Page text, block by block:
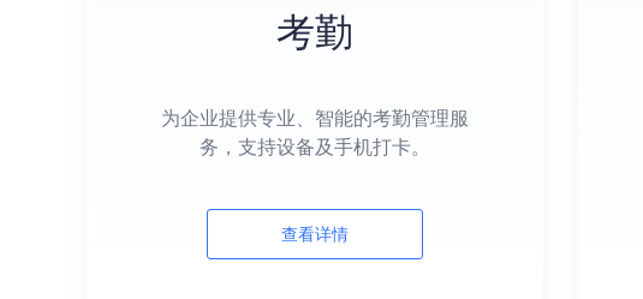
考勤
为企业提供专业、智能的考勤管理服
务，支持设备及手机打卡。
查看详情